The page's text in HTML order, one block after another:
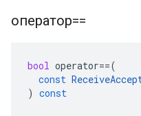
оператор==
bool operator==(
const
) const